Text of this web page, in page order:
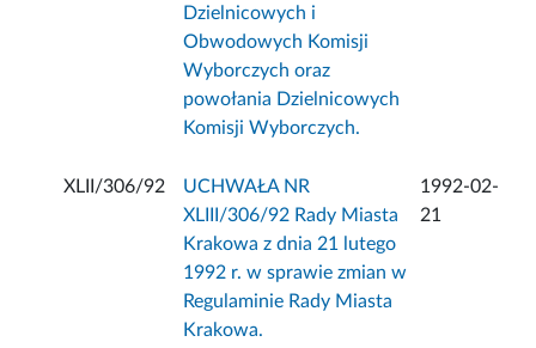
Dzielnicowych i
Obwodowych Komisji
Wyborczych oraz
powołania Dzielnicowych
Komisji Wyborczych.
XLII/306/92
UCHWAŁA NR
XLIII/306/92 Rady Miasta
Krakowa z dnia 21 lutego
1992 r. w sprawie zmian w
Regulaminie Rady Miasta
Krakowa.
1992-02-
21